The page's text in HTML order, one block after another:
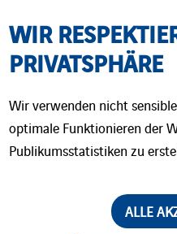
Integrierte
Bauweise – kein
Form, Größe und
Behälters nach
kundenspezifischen
Verschiedene
Möglichkeiten je nach
WIR
PRIVATSPHÄRE
Wir verwenden nicht
optimale Funktionieren der
Publikumsstatistiken zu
ALLE